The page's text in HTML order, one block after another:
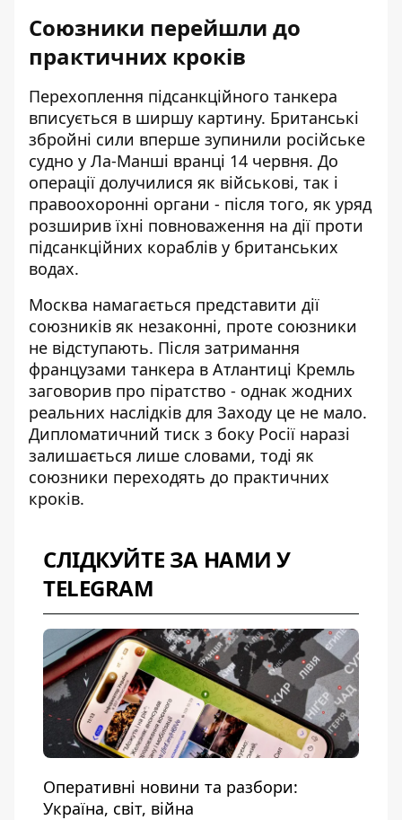
Союзники перейшли до
практичних кроків
Перехоплення підсанкційного танкера
вписується в ширшу картину. Британські
збройні сили вперше зупинили російське
судно у Ла-Манші вранці 14 червня. До
операції долучилися як військові, так і
правоохоронні органи - після того, як уряд
розширив їхні повноваження на дії проти
підсанкційних кораблів у британських
водах.
Москва намагається представити дії
союзників як незаконні, проте союзники
не відступають. Після затримання
французами танкера в Атлантиці Кремль
заговорив про піратство - однак жодних
реальних наслідків для Заходу це не мало.
Дипломатичний тиск з боку Росії наразі
залишається лише словами, тоді як
союзники переходять до практичних
кроків.
СЛІДКУЙТЕ ЗА НАМИ У
TELEGRAM
Оперативні новини та разбори:
Україна, світ, війна